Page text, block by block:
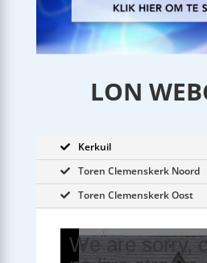
LON
Kerkuil
Toren Clemenskerk Noord
Toren Clemenskerk Oost
We are sorry,